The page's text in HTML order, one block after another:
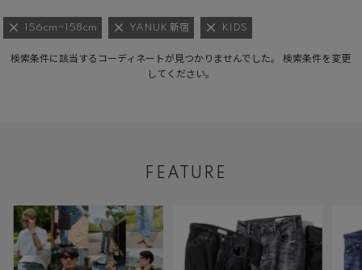
156cm~158cm YANUK 新宿 KIDS
検索条件に該当するコーディネートが見つかりませんでした。 検索条件を変更
してください。
FEATURE